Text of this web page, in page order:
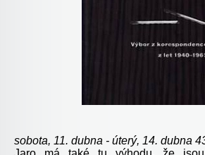
sobota, 11. dubna - úterý, 14. dubna